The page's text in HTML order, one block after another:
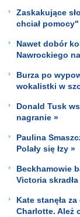
Zaskakujące
chciał pomocy"
Nawet dobór
Nawrockiego
Burza po
wokalistki w
Donald Tusk
nagranie »
Paulina
Polały się łzy »
Beckhamowie
Victoria
Kate stanęła
Charlotte. Ależ